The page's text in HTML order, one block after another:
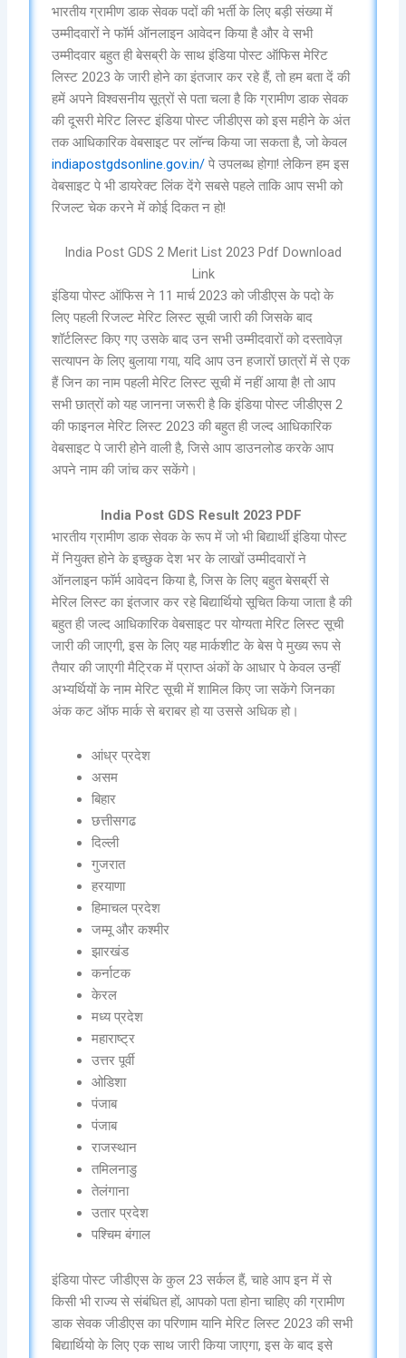
भारतीय ग्रामीण डाक सेवक पदों की भर्ती के लिए बड़ी संख्या में
उम्मीदवारों ने फॉर्म ऑनलाइन आवेदन किया है और वे सभी
उम्मीदवार बहुत ही बेसब्री के साथ इंडिया पोस्ट ऑफिस मेरिट
लिस्ट 2023 के जारी होने का इंतजार कर रहे हैं, तो हम बता दें की
हमें अपने विश्वसनीय सूत्रों से पता चला है कि ग्रामीण डाक सेवक
की दूसरी मेरिट लिस्ट इंडिया पोस्ट जीडीएस को इस महीने के अंत
तक आधिकारिक वेबसाइट पर लॉन्च किया जा सकता है, जो केवल
indiapostgdsonline.gov.in/ पे उपलब्ध होगा! लेकिन हम इस
वेबसाइट पे भी डायरेक्ट लिंक देंगे सबसे पहले ताकि आप सभी को
रिजल्ट चेक करने में कोई दिकत न हो!
India Post GDS 2 Merit List 2023 Pdf Download
Link
इंडिया पोस्ट ऑफिस ने 11 मार्च 2023 को जीडीएस के पदो के
लिए पहली रिजल्ट मेरिट लिस्ट सूची जारी की जिसके बाद
शॉर्टलिस्ट किए गए उसके बाद उन सभी उम्मीदवारों को दस्तावेज़
सत्यापन के लिए बुलाया गया, यदि आप उन हजारों छात्रों में से एक
हैं जिन का नाम पहली मेरिट लिस्ट सूची में नहीं आया है! तो आप
सभी छात्रों को यह जानना जरूरी है कि इंडिया पोस्ट जीडीएस 2
की फाइनल मेरिट लिस्ट 2023 की बहुत ही जल्द आधिकारिक
वेबसाइट पे जारी होने वाली है, जिसे आप डाउनलोड करके आप
अपने नाम की जांच कर सकेंगे।
India Post GDS Result 2023 PDF
भारतीय ग्रामीण डाक सेवक के रूप में जो भी बिद्यार्थी इंडिया पोस्ट
में नियुक्त होने के इच्छुक देश भर के लाखों उम्मीदवारों ने
ऑनलाइन फॉर्म आवेदन किया है, जिस के लिए बहुत बेसर्ब्री से
मेरिल लिस्ट का इंतजार कर रहे बिद्यार्थियो सूचित किया जाता है की
बहुत ही जल्द आधिकारिक वेबसाइट पर योग्यता मेरिट लिस्ट सूची
जारी की जाएगी, इस के लिए यह मार्कशीट के बेस पे मुख्य रूप से
तैयार की जाएगी मैट्रिक में प्राप्त अंकों के आधार पे केवल उन्हीं
अभ्यर्थियों के नाम मेरिट सूची में शामिल किए जा सकेंगे जिनका
अंक कट ऑफ मार्क से बराबर हो या उससे अधिक हो।
आंध्र प्रदेश
असम
बिहार
छत्तीसगढ
दिल्ली
गुजरात
हरयाणा
हिमाचल प्रदेश
जम्मू और कश्मीर
झारखंड
कर्नाटक
केरल
मध्य प्रदेश
महाराष्ट्र
उत्तर पूर्वी
ओडिशा
पंजाब
पंजाब
राजस्थान
तमिलनाडु
तेलंगाना
उतार प्रदेश
पश्चिम बंगाल
इंडिया पोस्ट जीडीएस के कुल 23 सर्कल हैं, चाहे आप इन में से
किसी भी राज्य से संबंधित हों, आपको पता होना चाहिए की ग्रामीण
डाक सेवक जीडीएस का परिणाम यानि मेरिट लिस्ट 2023 की सभी
बिद्यार्थियो के लिए एक साथ जारी किया जाएगा, इस के बाद इसे